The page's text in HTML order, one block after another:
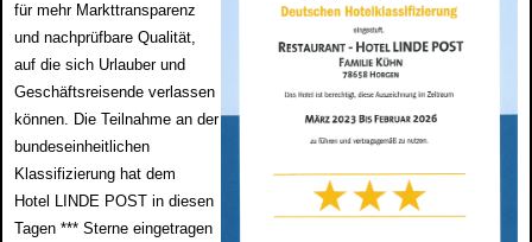
für mehr Markttransparenz
und nachprüfbare Qualität,
auf die sich Urlauber und
Geschäftsreisende verlassen
können. Die Teilnahme an der
bundeseinheitlichen
Klassifizierung hat dem
Hotel LINDE POST in diesen
Tagen *** Sterne eingetragen